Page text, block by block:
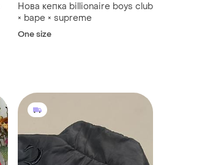
Нова кепка billionaire boys club
× bape × supreme
One size